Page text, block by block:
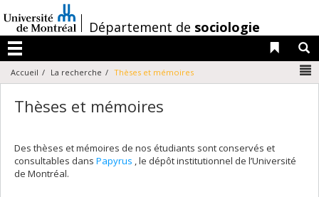
au
contenu
/Département de sociologie
Menu
Liens
Accueil La recherche Thèses et mémoires
Thèses et mémoires
Des thèses et mémoires de nos étudiants sont conservés et
consultables dans Papyrus , le dépôt institutionnel de l’Université
de Montréal.